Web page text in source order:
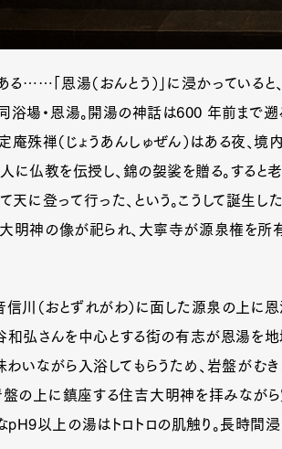
……「恩湯（おんとう）」に浸かっている
浴場・恩湯。開湯の神話は600 年前まで遡
庵殊禅（じょうあんしゅぜん）はある夜、
に仏教を伝授し、錦の袈裟を贈る。すると
天に登って行った、という。こうして誕生
明神の像が祀られ、大寧寺が源泉権を所
川（おとずれがわ）に面した源泉の上に
和弘さんを中心とする街の有志が恩湯を
わいながら入浴してもらうため、岩盤がむ
盤の上に鎮座する住吉大明神を拝みなが
以上の湯はトロトロの肌触り。長時間浸